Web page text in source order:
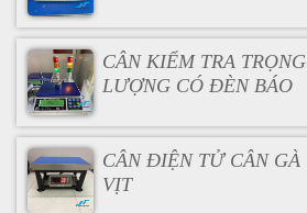
CÂN KIỂM TRA TRỌNG
LƯỢNG CÓ ĐÈN BÁO
CÂN ĐIỆN TỬ CÂN GÀ
VỊT